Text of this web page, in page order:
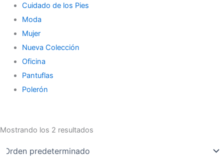
Cuidado de los Pies
Moda
Mujer
Nueva Colección
Oficina
Pantuflas
Polerón
Mostrando los 2 resultados